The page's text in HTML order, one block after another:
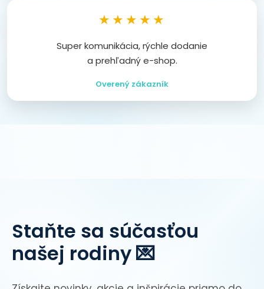
★★★★★
Super komunikácia, rýchle dodanie
a prehľadný e-shop.
Overený zákazník
Staňte sa súčasťou
našej rodiny 💌